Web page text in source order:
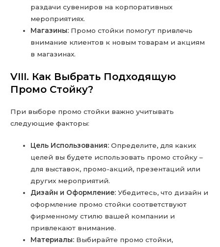
раздачи сувениров на корпоративных
мероприятиях.
Магазины: Промо стойки помогут привлечь
внимание клиентов к новым товарам и акциям
в магазинах.
VIII. Как Выбрать Подходящую
Промо Стойку?
При выборе промо стойки важно учитывать
следующие факторы:
Цель Использования: Определите, для каких
целей вы будете использовать промо стойку –
для выставок, промо-акций, презентаций или
других мероприятий.
Дизайн и Оформление: Убедитесь, что дизайн и
оформление промо стойки соответствуют
фирменному стилю вашей компании и
привлекают внимание.
Материалы: Выбирайте промо стойки,